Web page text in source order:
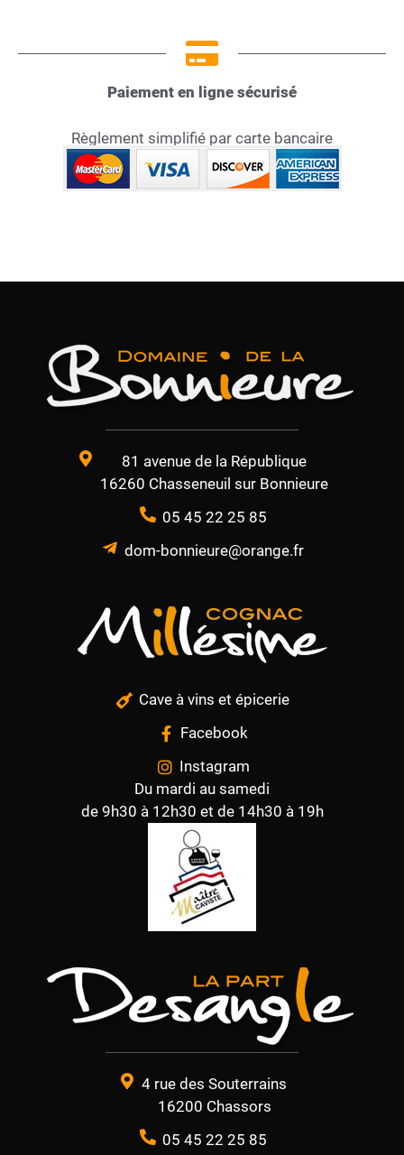
Paiement en ligne sécurisé
Règlement simplifié par carte bancaire
81 avenue de la République
16260 Chasseneuil sur Bonnieure
05 45 22 25 85
dom-bonnieure@orange.fr
Cave à vins et épicerie
Facebook
Instagram
Du mardi au samedi
de 9h30 à 12h30 et de 14h30 à 19h
4 rue des Souterrains
16200 Chassors
05 45 22 25 85